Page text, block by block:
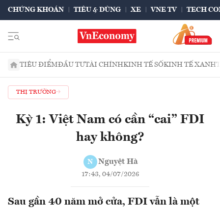
CHỨNG KHOÁN TIÊU & DÙNG XE VNE TV TECH
TIÊU ĐIỂMĐẦU TƯTÀI CHÍNHKINH TẾ SỐKINH TẾ XANH
THỊ TRƯỜNG
Kỳ 1: Việt Nam có cần “cai” FDI
hay không?
N Nguyệt Hà
17:43, 04/07/2026
Sau gần 40 năm mở cửa, FDI vẫn là một